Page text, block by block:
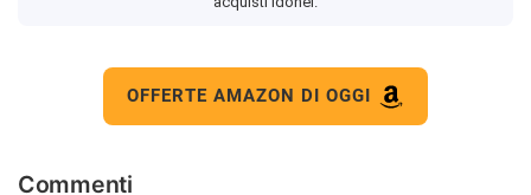
OFFERTE AMAZON DI OGGI
Commenti